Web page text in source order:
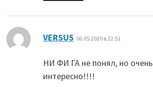
VERSUS 06.05.2020 в 22:51
НИ ФИ ГА не понял, но очень
интересно!!!!